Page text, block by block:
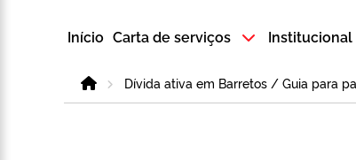
Início Carta de serviços Institucional
HomeDívida ativa em Barretos / Guia para